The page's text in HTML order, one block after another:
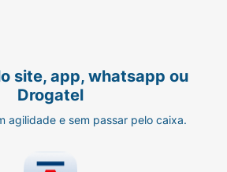
site, app, whatsapp ou
Drogatel
agilidade e sem passar pelo caixa.